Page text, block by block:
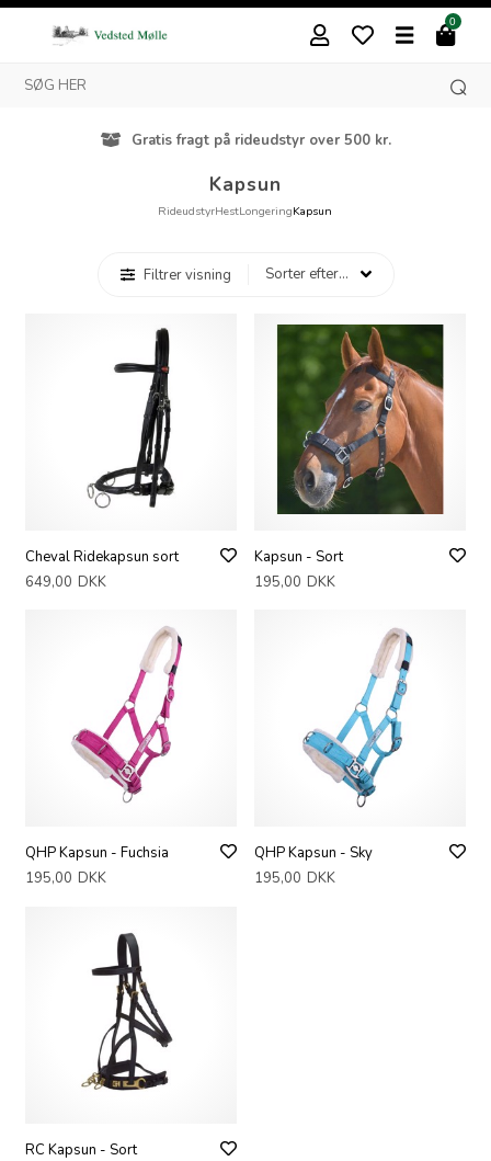
0
Gratis fragt på rideudstyr over 500 kr.
Kapsun
RideudstyrHestLongeringKapsun
Filtrer visning
Cheval Ridekapsun sort
649,00 DKK
Kapsun - Sort
195,00 DKK
QHP Kapsun - Fuchsia
195,00 DKK
QHP Kapsun - Sky
195,00 DKK
RC Kapsun - Sort